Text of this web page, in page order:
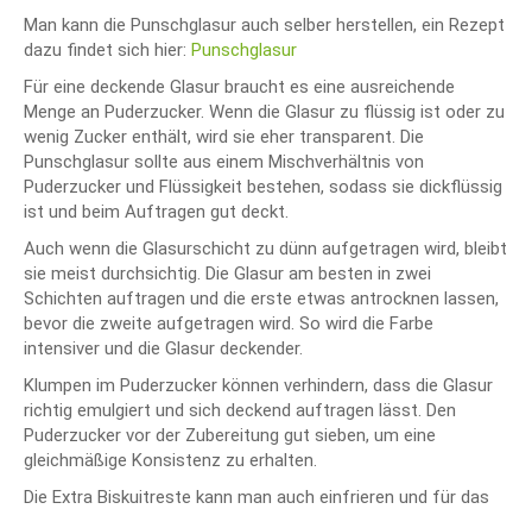
Man kann die Punschglasur auch selber herstellen, ein Rezept
dazu findet sich hier: Punschglasur
Für eine deckende Glasur braucht es eine ausreichende
Menge an Puderzucker. Wenn die Glasur zu flüssig ist oder zu
wenig Zucker enthält, wird sie eher transparent. Die
Punschglasur sollte aus einem Mischverhältnis von
Puderzucker und Flüssigkeit bestehen, sodass sie dickflüssig
ist und beim Auftragen gut deckt.
Auch wenn die Glasurschicht zu dünn aufgetragen wird, bleibt
sie meist durchsichtig. Die Glasur am besten in zwei
Schichten auftragen und die erste etwas antrocknen lassen,
bevor die zweite aufgetragen wird. So wird die Farbe
intensiver und die Glasur deckender.
Klumpen im Puderzucker können verhindern, dass die Glasur
richtig emulgiert und sich deckend auftragen lässt. Den
Puderzucker vor der Zubereitung gut sieben, um eine
gleichmäßige Konsistenz zu erhalten.
Die Extra Biskuitreste kann man auch einfrieren und für das